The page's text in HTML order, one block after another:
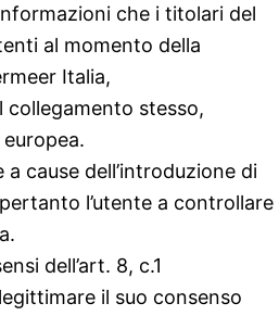
che i titolari del
al momento della
Italia,
collegamento stesso,
cause dell’introduzione di
l’utente a controllare
dell’art. 8, c.1
il suo consenso